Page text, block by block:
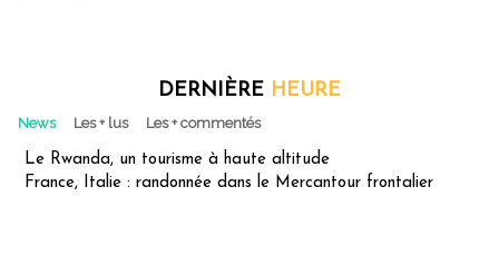
DERNIÈRE HEURE
News Les + lus Les + commentés
Le Rwanda, un tourisme à haute altitude
France, Italie : randonnée dans le Mercantour frontalier